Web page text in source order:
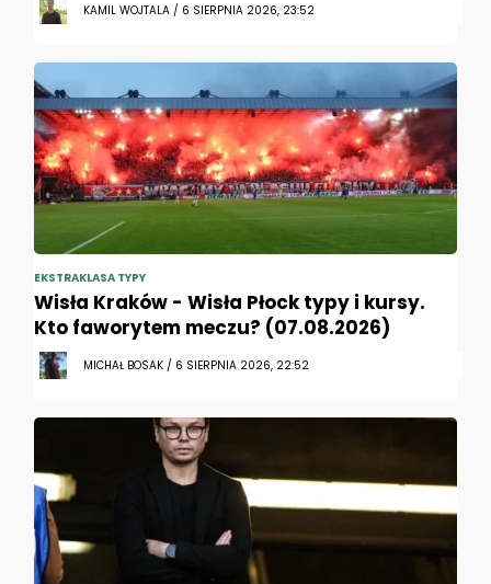
KAMIL WOJTALA / 6 SIERPNIA 2026, 23:52
EKSTRAKLASA TYPY
Wisła Kraków - Wisła Płock typy i kursy.
Kto faworytem meczu? (07.08.2026)
MICHAŁ BOSAK / 6 SIERPNIA 2026, 22:52